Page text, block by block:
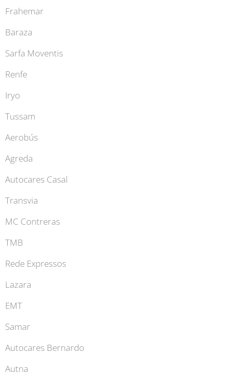
Frahemar
Baraza
Sarfa Moventis
Renfe
Iryo
Tussam
Aerobús
Agreda
Autocares Casal
Transvia
MC Contreras
TMB
Rede Expressos
Lazara
EMT
Samar
Autocares Bernardo
Autna